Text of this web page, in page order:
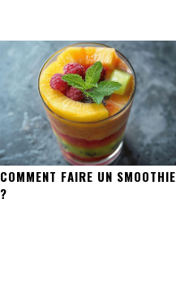
COMMENT FAIRE UN SMOOTHIE
?